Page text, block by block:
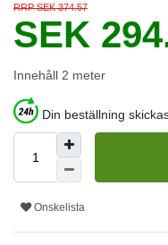
RRP SEK 374.57
SEK
Innehåll 2 meter
Din beställning
Onskelista